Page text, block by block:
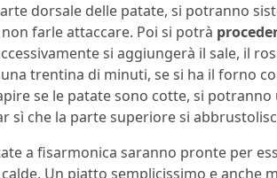
dorsale delle patate, si potranno
farle attaccare. Poi si potrà
si aggiungerà il sale, il
trentina di minuti, se si ha il forno
se le patate sono cotte, si
sì che la parte superiore si
a fisarmonica saranno pronte per
Un piatto semplicissimo e anche